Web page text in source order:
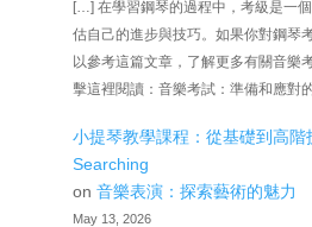
[…] 在學習鋼琴的過程中，考級是一
估自己的進步與技巧。如果你對鋼琴
以參考這篇文章，了解更多有關音樂
擊這裡閱讀：音樂考試：準備和應對
小提琴教學課程：從基礎到高
Searching
on 音樂表演：探索藝術的魅力
May 13, 2026